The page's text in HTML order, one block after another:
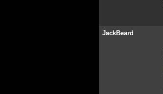
JackBeard